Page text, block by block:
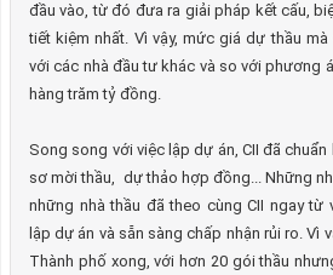
đầu vào, từ đó đưa ra giải pháp kết cấu,
tiết kiệm nhất. Vì vậy, mức giá dự thầu
với các nhà đầu tư khác và so với phương
hàng trăm tỷ đồng.
Song song với việc lập dự án, CII đã
sơ mời thầu, dự thảo hợp đồng... Những
những nhà thầu đã theo cùng CII ngay từ
lập dự án và sẵn sàng chấp nhận rủi ro. Vì
Thành phố xong, với hơn 20 gói thầu